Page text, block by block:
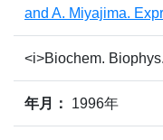
and A. Miyajima.
<i>Biochem.
年月： 1996年